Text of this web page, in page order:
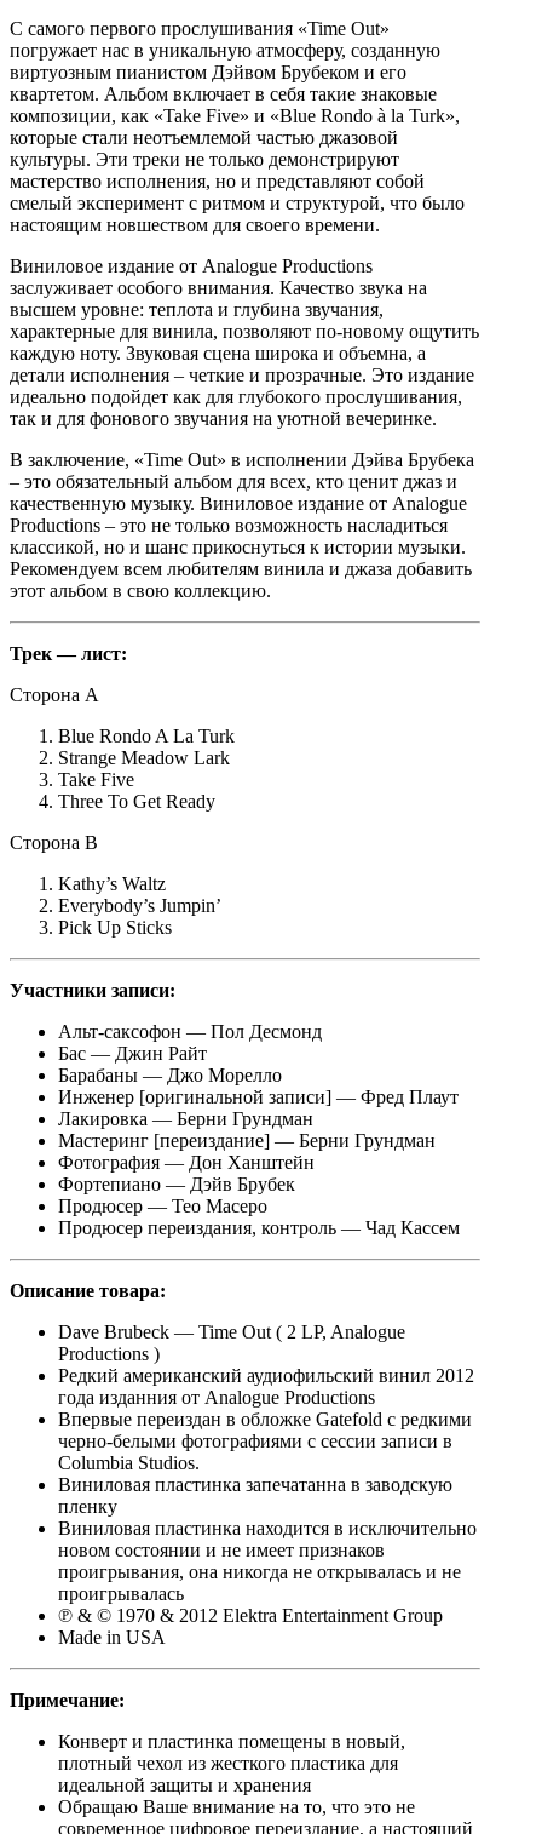
С самого первого прослушивания «Time Out»
погружает нас в уникальную атмосферу, созданную
виртуозным пианистом Дэйвом Брубеком и его
квартетом. Альбом включает в себя такие знаковые
композиции, как «Take Five» и «Blue Rondo à la Turk»,
которые стали неотъемлемой частью джазовой
культуры. Эти треки не только демонстрируют
мастерство исполнения, но и представляют собой
смелый эксперимент с ритмом и структурой, что было
настоящим новшеством для своего времени.
Виниловое издание от Analogue Productions
заслуживает особого внимания. Качество звука на
высшем уровне: теплота и глубина звучания,
характерные для винила, позволяют по-новому ощутить
каждую ноту. Звуковая сцена широка и объемна, а
детали исполнения – четкие и прозрачные. Это издание
идеально подойдет как для глубокого прослушивания,
так и для фонового звучания на уютной вечеринке.
В заключение, «Time Out» в исполнении Дэйва Брубека
– это обязательный альбом для всех, кто ценит джаз и
качественную музыку. Виниловое издание от Analogue
Productions – это не только возможность насладиться
классикой, но и шанс прикоснуться к истории музыки.
Рекомендуем всем любителям винила и джаза добавить
этот альбом в свою коллекцию.
Трек — лист:
Сторона A
Blue Rondo A La Turk
Strange Meadow Lark
Take Five
Three To Get Ready
Сторона B
Kathy’s Waltz
Everybody’s Jumpin’
Pick Up Sticks
Участники записи:
Альт-саксофон — Пол Десмонд
Бас — Джин Райт
Барабаны — Джо Морелло
Инженер [оригинальной записи] — Фред Плаут
Лакировка — Берни Грундман
Мастеринг [переиздание] — Берни Грундман
Фотография — Дон Ханштейн
Фортепиано — Дэйв Брубек
Продюсер — Тео Масеро
Продюсер переиздания, контроль — Чад Кассем
Описание товара:
Dave Brubeck — Time Out ( 2 LP, Analogue
Productions )
Редкий американский аудиофильский винил 2012
года изданния от Analogue Productions
Впервые переиздан в обложке Gatefold с редкими
черно-белыми фотографиями с сессии записи в
Columbia Studios.
Виниловая пластинка запечатанна в заводскую
пленку
Виниловая пластинка находится в исключительно
новом состоянии и не имеет признаков
проигрывания, она никогда не открывалась и не
проигрывалась
℗ & © 1970 & 2012 Elektra Entertainment Group
Made in USA
Примечание:
Конверт и пластинка помещены в новый,
плотный чехол из жесткого пластика для
идеальной защиты и хранения
Обращаю Ваше внимание на то, что это не
современное цифровое переиздание, а настоящий